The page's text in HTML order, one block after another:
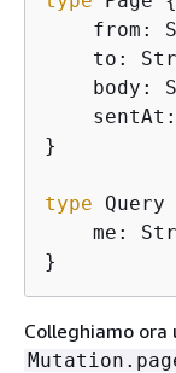
from:
to:
body:
}
type Query
me:
}
Colleghiamo ora